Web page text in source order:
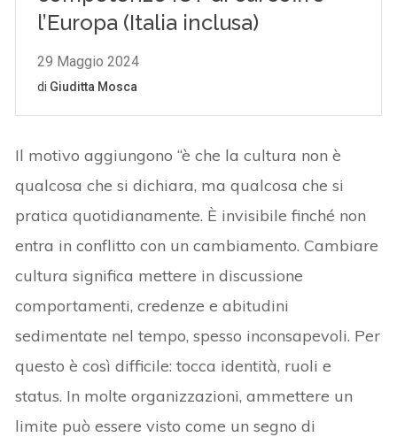
Il motivo aggiungono “è che la cultura non è
qualcosa che si dichiara, ma qualcosa che si
pratica quotidianamente. È invisibile finché non
entra in conflitto con un cambiamento. Cambiare
cultura significa mettere in discussione
comportamenti, credenze e abitudini
sedimentate nel tempo, spesso inconsapevoli. Per
questo è così difficile: tocca identità, ruoli e
status. In molte organizzazioni, ammettere un
limite può essere visto come un segno di